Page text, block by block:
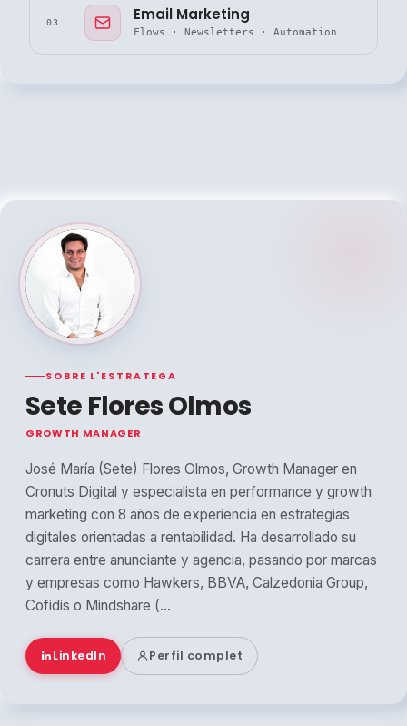
03 Email Marketing
Flows · Newsletters · Automation
SOBRE L'ESTRATEGA
Sete Flores Olmos
GROWTH MANAGER
José María (Sete) Flores Olmos, Growth Manager en
Cronuts Digital y especialista en performance y growth
marketing con 8 años de experiencia en estrategias
digitales orientadas a rentabilidad. Ha desarrollado su
carrera entre anunciante y agencia, pasando por marcas
y empresas como Hawkers, BBVA, Calzedonia Group,
Cofidis o Mindshare (...
LinkedIn Perfil complet